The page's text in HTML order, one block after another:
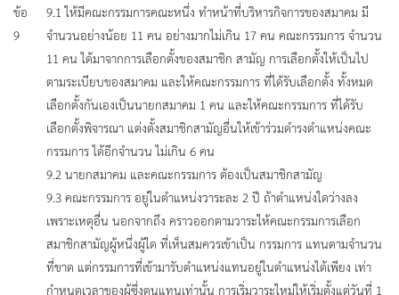
ข้อ
9
9.1 ให้มีคณะกรรมการคณะหนึ่ง ทำหน้าที่บริหารกิจการของสมาคม มี
จำนวนอย่างน้อย 11 คน อย่างมากไม่เกิน 17 คน คณะกรรมการ จำนวน
11 คน ได้มาจากการเลือกตั้งของสมาชิก สามัญ การเลือกตั้งให้เป็นไป
ตามระเบียบของสมาคม และให้คณะกรรมการ ที่ได้รับเลือกตั้ง ทั้งหมด
เลือกตั้งกันเองเป็นนายกสมาคม 1 คน และให้คณะกรรมการ ที่ได้รับ
เลือกตั้งพิจารณา แต่งตั้งสมาชิกสามัญอื่นให้เข้าร่วมดำรงตำแหน่งคณะ
กรรมการ ได้อีกจำนวน ไม่เกิน 6 คน
9.2 นายกสมาคม และคณะกรรมการ ต้องเป็นสมาชิกสามัญ
9.3 คณะกรรมการ อยู่ในตำแหน่งวาระละ 2 ปี ถ้าตำแหน่งใดว่างลง
เพราะเหตุอื่น นอกจากถึง คราวออกตามวาระให้คณะกรรมการเลือก
สมาชิกสามัญผู้หนึ่งผู้ใด ที่เห็นสมควรเข้าเป็น กรรมการ แทนตามจำนวน
ที่ขาด แต่กรรมการที่เข้ามารับตำแหน่งแทนอยู่ในตำแหน่งได้เพียง เท่า